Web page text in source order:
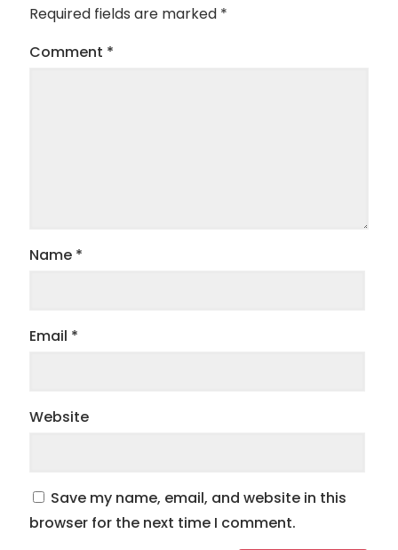
Required fields are marked *
Comment *
Name *
Email *
Website
Save my name, email, and website in this
browser for the next time I comment.